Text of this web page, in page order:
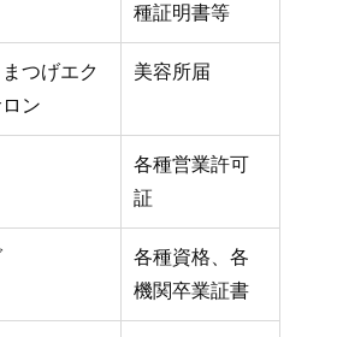
種証明書等
つげエク
ン
美容所届
各種営業許可
証
各種資格、各
機関卒業証書